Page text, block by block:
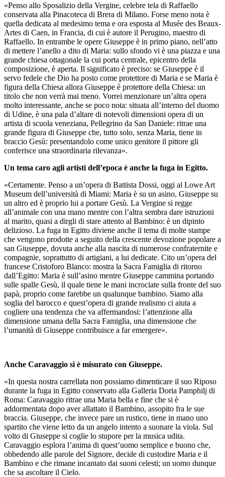
«Penso allo Sposalizio della Vergine, celebre tela di Raffaello
conservata alla Pinacoteca di Brera di Milano. Forse meno nota è
quella dedicata al medesimo tema e ora esposta al Musée des Beaux-
Artes di Caen, in Francia, di cui è autore il Perugino, maestro di
Raffaello. In entrambe le opere Giuseppe è in primo piano, nell’atto
di mettere l’anello a dito di Maria: sullo sfondo vi è una piazza e una
grande chiesa ottagonale la cui porta centrale, epicentro della
composizione, è aperta. Il significato è preciso: se Giuseppe è il
servo fedele che Dio ha posto come protettore di Maria e se Maria è
figura della Chiesa allora Giuseppe è protettore della Chiesa: un
titolo che non verrà mai meno. Vorrei menzionare un’altra opera
molto interessante, anche se poco nota: situata all’interno del duomo
di Udine, è una pala d’altare di notevoli dimensioni opera di un
artista di scuola veneziana, Pellegrino da San Daniele: ritrae una
grande figura di Giuseppe che, tutto solo, senza Maria, tiene in
braccio Gesù: presentandolo come unico genitore il pittore gli
conferisce una straordinaria rilevanza».
Un tema caro agli artisti dell’epoca è anche la fuga in Egitto.
«Certamente. Penso a un’opera di Battista Dossi, oggi al Lowe Art
Museum dell’università di Miami: Maria è su un asino, Giuseppe su
un altro ed è proprio lui a portare Gesù. La Vergine si regge
all’animale con una mano mentre con l’altra sembra dare istruzioni
al marito, quasi a dirgli di stare attento al Bambino: è un dipinto
delizioso. La fuga in Egitto diviene anche il tema di molte stampe
che vengono prodotte a seguito della crescente devozione popolare a
san Giuseppe, dovuta anche alla nascita di numerose confraternite e
compagnie, soprattutto di artigiani, a lui dedicate. Cito un’opera del
francese Cristoforo Blanco: mostra la Sacra Famiglia di ritorno
dall’Egitto: Maria è sull’asino mentre Giuseppe cammina portando
sulle spalle Gesù, il quale tiene le mani incrociate sulla fronte del suo
papà, proprio come farebbe un qualunque bambino. Siamo alla
soglia del barocco e quest’opera di grande realismo ci aiuta a
cogliere una tendenza che va affermandosi: l’attenzione alla
dimensione umana della Sacra Famiglia, una dimensione che
l’umanità di Giuseppe contribuisce a far emergere».
Anche Caravaggio si è misurato con Giuseppe.
«In questa nostra carrellata non possiamo dimenticare il suo Riposo
durante la fuga in Egitto conservato alla Galleria Doria Pamphilj di
Roma: Caravaggio ritrae una Maria bella e fine che si è
addormentata dopo aver allattato il Bambino, assopito fra le sue
braccia. Giuseppe, che invece pare un rustico, tiene in mano uno
spartito che viene letto da un angelo intento a suonare la viola. Sul
volto di Giuseppe si coglie lo stupore per la musica udita.
Caravaggio esplora l’anima di quest’uomo semplice e buono che,
obbedendo alle parole del Signore, decide di custodire Maria e il
Bambino e che rimane incantato dai suoni celesti; un uomo dunque
che sa ascoltare il Cielo.